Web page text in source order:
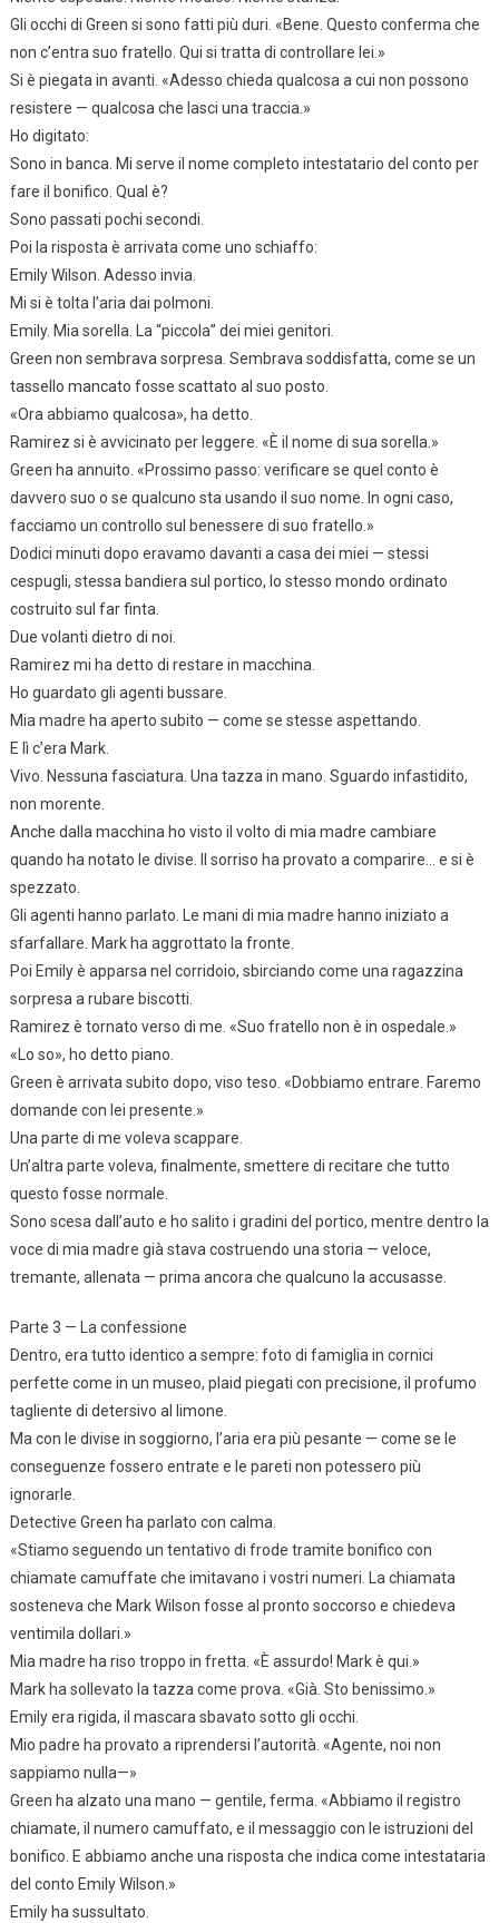
Gli occhi di Green si sono fatti più duri. «Bene. Questo conferma che
non c’entra suo fratello. Qui si tratta di controllare lei.»
Si è piegata in avanti. «Adesso chieda qualcosa a cui non possono
resistere — qualcosa che lasci una traccia.»
Ho digitato:
Sono in banca. Mi serve il nome completo intestatario del conto per
fare il bonifico. Qual è?
Sono passati pochi secondi.
Poi la risposta è arrivata come uno schiaffo:
Emily Wilson. Adesso invia.
Mi si è tolta l’aria dai polmoni.
Emily. Mia sorella. La “piccola” dei miei genitori.
Green non sembrava sorpresa. Sembrava soddisfatta, come se un
tassello mancato fosse scattato al suo posto.
«Ora abbiamo qualcosa», ha detto.
Ramirez si è avvicinato per leggere. «È il nome di sua sorella.»
Green ha annuito. «Prossimo passo: verificare se quel conto è
davvero suo o se qualcuno sta usando il suo nome. In ogni caso,
facciamo un controllo sul benessere di suo fratello.»
Dodici minuti dopo eravamo davanti a casa dei miei — stessi
cespugli, stessa bandiera sul portico, lo stesso mondo ordinato
costruito sul far finta.
Due volanti dietro di noi.
Ramirez mi ha detto di restare in macchina.
Ho guardato gli agenti bussare.
Mia madre ha aperto subito — come se stesse aspettando.
E lì c’era Mark.
Vivo. Nessuna fasciatura. Una tazza in mano. Sguardo infastidito,
non morente.
Anche dalla macchina ho visto il volto di mia madre cambiare
quando ha notato le divise. Il sorriso ha provato a comparire… e si è
spezzato.
Gli agenti hanno parlato. Le mani di mia madre hanno iniziato a
sfarfallare. Mark ha aggrottato la fronte.
Poi Emily è apparsa nel corridoio, sbirciando come una ragazzina
sorpresa a rubare biscotti.
Ramirez è tornato verso di me. «Suo fratello non è in ospedale.»
«Lo so», ho detto piano.
Green è arrivata subito dopo, viso teso. «Dobbiamo entrare. Faremo
domande con lei presente.»
Una parte di me voleva scappare.
Un’altra parte voleva, finalmente, smettere di recitare che tutto
questo fosse normale.
Sono scesa dall’auto e ho salito i gradini del portico, mentre dentro la
voce di mia madre già stava costruendo una storia — veloce,
tremante, allenata — prima ancora che qualcuno la accusasse.
Parte 3 — La confessione
Dentro, era tutto identico a sempre: foto di famiglia in cornici
perfette come in un museo, plaid piegati con precisione, il profumo
tagliente di detersivo al limone.
Ma con le divise in soggiorno, l’aria era più pesante — come se le
conseguenze fossero entrate e le pareti non potessero più
ignorarle.
Detective Green ha parlato con calma.
«Stiamo seguendo un tentativo di frode tramite bonifico con
chiamate camuffate che imitavano i vostri numeri. La chiamata
sosteneva che Mark Wilson fosse al pronto soccorso e chiedeva
ventimila dollari.»
Mia madre ha riso troppo in fretta. «È assurdo! Mark è qui.»
Mark ha sollevato la tazza come prova. «Già. Sto benissimo.»
Emily era rigida, il mascara sbavato sotto gli occhi.
Mio padre ha provato a riprendersi l’autorità. «Agente, noi non
sappiamo nulla—»
Green ha alzato una mano — gentile, ferma. «Abbiamo il registro
chiamate, il numero camuffato, e il messaggio con le istruzioni del
bonifico. E abbiamo anche una risposta che indica come intestataria
del conto Emily Wilson.»
Emily ha sussultato.